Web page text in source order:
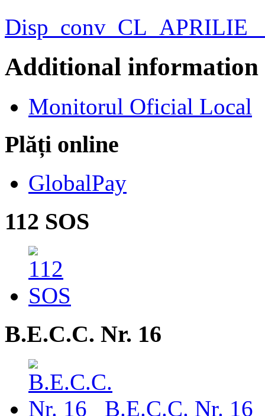
Additional information
Monitorul Oficial Local
Plăți online
GlobalPay
112 SOS
B.E.C.C. Nr. 16
B.E.C.C. Nr. 16